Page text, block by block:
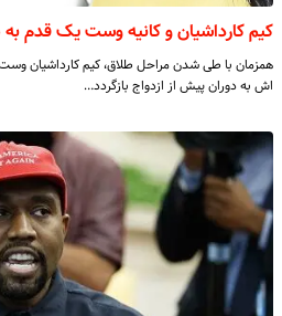
کیم کارداشیان و کانیه وست یک قدم
همزمان با طی شدن مراحل طلاق، کیم کارداشیان وست
اش به دوران پیش از ازدواج بازگردد…